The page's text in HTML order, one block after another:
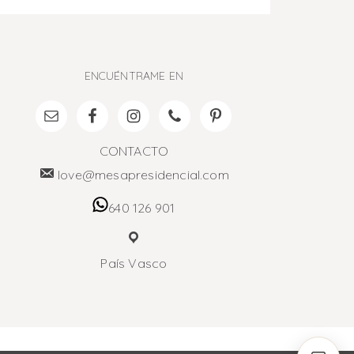
ENCUÉNTRAME EN
CONTACTO
love@mesapresidencial.com
640 126 901
País Vasco